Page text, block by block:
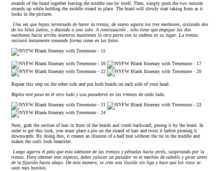
strands of the braid together leaving the middle one by itself. Then, simply push the two outside
strands up while holding the middle strand in place. The braid will slowly start taking form as it
looks in the pictures.
Una vez que hayas terminado de hacer la trenza, de nuevo separa los tres mechones, aislando dos
de los hilos juntos, y dejando a uno solo. A continuación , sólo tiene que empujar las dos
mechones hacia arriba mientras mantienes la otra parte con la cadena en su lugar. La trenza
iniciará lentamente tomando forma como en las fotos.
Repeat this step on the other side and pin both braids on each side of your head.
Repita este paso en el otro lado y usa pasadores en las trenzas de cada lado.
Next, grab the section of hair in front of the braids and comb backward, pining it by the braid. In
order to get this look, you must place a pin on the strand of hair and twist it before pinning it
downwards. By doing this, it creates an illusion of a half bun without the tie in the middle and
makes the curls look beautiful.
Luego agarra el pelo que esta adelante de las trenzas y péinalas hacia atrás, suspirando por la
trenza. Para obtener este aspecto, debes colocar un pasador en el mechón de cabello y girar antes
de la fijación hacia abajo. De esta manera, se crea una ilusión sin liga y hace que los rizos se
vean mas bonitos.